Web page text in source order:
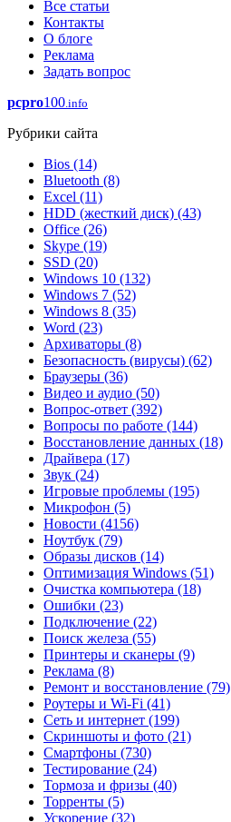
Все статьи
Контакты
О блоге
Реклама
Задать вопрос
pcpro100.info
Рубрики сайта
Bios (14)
Bluetooth (8)
Excel (11)
HDD (жесткий диск) (43)
Office (26)
Skype (19)
SSD (20)
Windows 10 (132)
Windows 7 (52)
Windows 8 (35)
Word (23)
Архиваторы (8)
Безопасность (вирусы) (62)
Браузеры (36)
Видео и аудио (50)
Вопрос-ответ (392)
Вопросы по работе (144)
Восстановление данных (18)
Драйвера (17)
Звук (24)
Игровые проблемы (195)
Микрофон (5)
Новости (4156)
Ноутбук (79)
Образы дисков (14)
Оптимизация Windows (51)
Очистка компьютера (18)
Ошибки (23)
Подключение (22)
Поиск железа (55)
Принтеры и сканеры (9)
Реклама (8)
Ремонт и восстановление (79)
Роутеры и Wi-Fi (41)
Сеть и интернет (199)
Скриншоты и фото (21)
Смартфоны (730)
Тестирование (24)
Тормоза и фризы (40)
Торренты (5)
Ускорение (32)